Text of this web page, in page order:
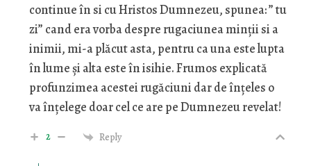
continue în si cu Hristos Dumnezeu, spunea: ” tu
zi” cand era vorba despre rugaciunea minții si a
inimii, mi-a plăcut asta, pentru ca una este lupta
în lume și alta este în isihie. Frumos explicată
profunzimea acestei rugăciuni dar de înțeles o
va înțelege doar cel ce are pe Dumnezeu revelat!
2 Reply